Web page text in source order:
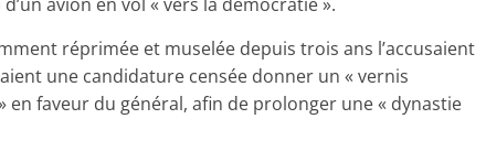
réprimée et muselée depuis trois ans l’accusaient
une candidature censée donner un « vernis
en faveur du général, afin de prolonger une « dynastie